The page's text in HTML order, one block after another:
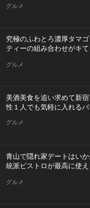
グルメ
究極のふわとろ濃厚タマ
ティーの組み合わせがキて
グルメ
美酒美食を追い求めて新
性１人でも気軽に入れる
グルメ
青山で隠れ家デートはい
統派ビストロが最高に使え
グルメ